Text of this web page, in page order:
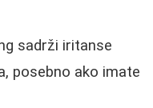
sadrži iritanse
posebno ako imate